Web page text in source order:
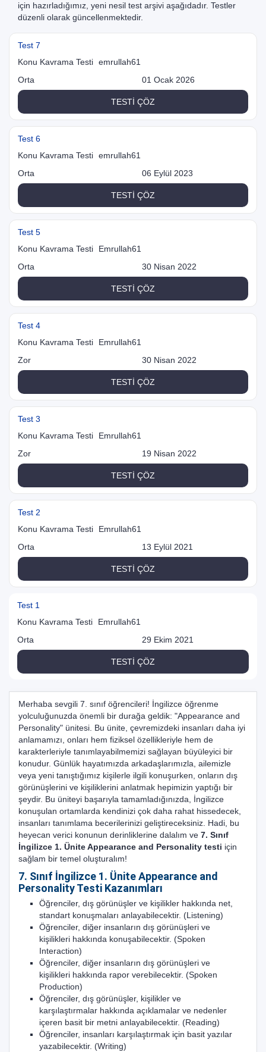
için hazırladığımız, yeni nesil test arşivi aşağıdadır. Testler
düzenli olarak güncellenmektedir.
Test 7
Konu Kavrama Testi emrullah61
Orta
01 Ocak 2026
TESTİ ÇÖZ
Test 6
Konu Kavrama Testi emrullah61
Orta
06 Eylül 2023
TESTİ ÇÖZ
Test 5
Konu Kavrama Testi
Emrullah61
Orta
30 Nisan 2022
TESTİ ÇÖZ
Test 4
Konu Kavrama Testi
Emrullah61
Zor
30 Nisan 2022
TESTİ ÇÖZ
Test 3
Konu Kavrama Testi
Emrullah61
Zor
19 Nisan 2022
TESTİ ÇÖZ
Test 2
Konu Kavrama Testi
Emrullah61
Orta
13 Eylül 2021
TESTİ ÇÖZ
Test 1
Konu Kavrama Testi
Emrullah61
Orta
29 Ekim 2021
TESTİ ÇÖZ
Merhaba sevgili 7. sınıf öğrencileri! İngilizce öğrenme
yolculuğunuzda önemli bir durağa geldik: "Appearance and
Personality" ünitesi. Bu ünite, çevremizdeki insanları daha iyi
anlamamızı, onları hem fiziksel özellikleriyle hem de
karakterleriyle tanımlayabilmemizi sağlayan büyüleyici bir
konudur. Günlük hayatımızda arkadaşlarımızla, ailemizle
veya yeni tanıştığımız kişilerle ilgili konuşurken, onların dış
görünüşlerini ve kişiliklerini anlatmak hepimizin yaptığı bir
şeydir. Bu üniteyi başarıyla tamamladığınızda, İngilizce
konuşulan ortamlarda kendinizi çok daha rahat hissedecek,
insanları tanımlama becerilerinizi geliştireceksiniz. Hadi, bu
heyecan verici konunun derinliklerine dalalım ve 7. Sınıf
İngilizce 1. Ünite Appearance and Personality testi için
sağlam bir temel oluşturalım!
7. Sınıf İngilizce 1. Ünite Appearance and
Personality Testi Kazanımları
Öğrenciler, dış görünüşler ve kişilikler hakkında net,
standart konuşmaları anlayabilecektir. (Listening)
Öğrenciler, diğer insanların dış görünüşleri ve
kişilikleri hakkında konuşabilecektir. (Spoken
Interaction)
Öğrenciler, diğer insanların dış görünüşleri ve
kişilikleri hakkında rapor verebilecektir. (Spoken
Production)
Öğrenciler, dış görünüşler, kişilikler ve
karşılaştırmalar hakkında açıklamalar ve nedenler
içeren basit bir metni anlayabilecektir. (Reading)
Öğrenciler, insanları karşılaştırmak için basit yazılar
yazabilecektir. (Writing)